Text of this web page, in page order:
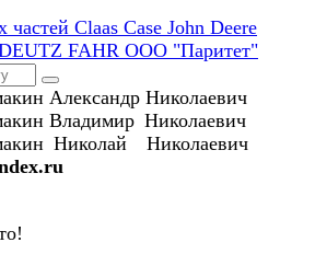
Александр Николаевич
Владимир Николаевич
Николай Николаевич